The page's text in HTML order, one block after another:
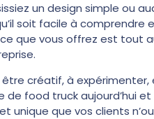
un design simple ou
soit facile à comprendre
que vous offrez est tout
être créatif, à
de food truck aujourd’hui
unique que vos clients